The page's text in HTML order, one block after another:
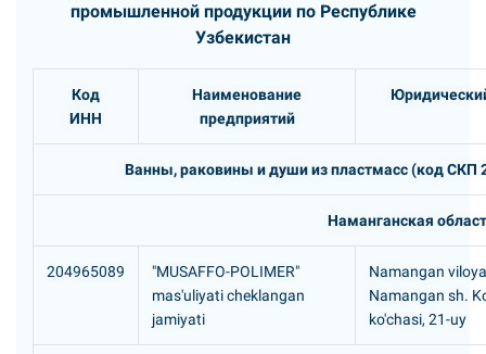
промышленной продукции по Республике
Узбекистан
Код
ИНН
Наименование
предприятий
Ванны, раковины и души из пластмасс (код СКП
Наманганская
204965089
"MUSAFFO-POLIMER"
mas'uliyati cheklangan
jamiyati
Namangan
Namangan sh.
ko'chasi, 21-uy